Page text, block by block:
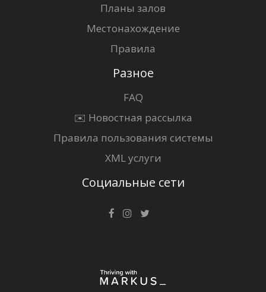
Планы залов
Местонахождение
Правила
Разное
FAQ
✉️ Новостная рассылка
Правила пользования системы
XML услуги
Социальные сети